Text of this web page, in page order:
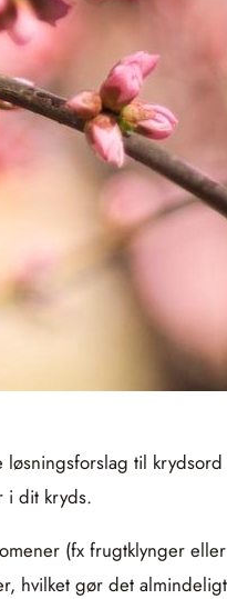
til
i dit kryds.
(fx frugtklynger
hvilket gør det